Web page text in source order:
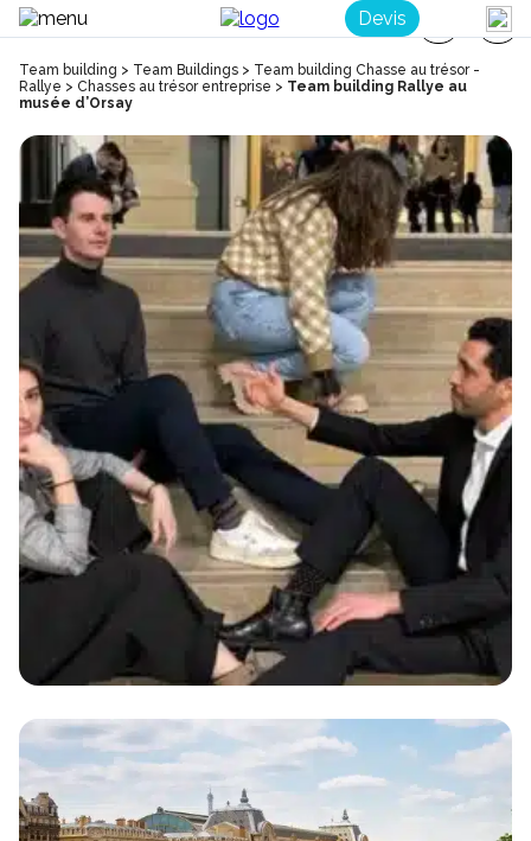
Devis
Team building > Team Buildings > Team building Chasse au trésor -
Rallye > Chasses au trésor entreprise > Team building Rallye au
musée d’Orsay